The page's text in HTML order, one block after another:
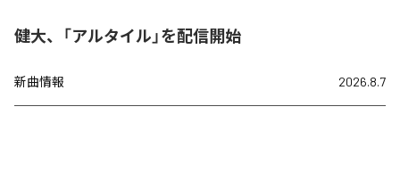
健大、「アルタイル」を配信開始
新曲情報 2026.8.7